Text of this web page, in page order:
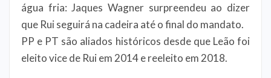
água fria: Jaques Wagner surpreendeu ao dizer
que Rui seguirá na cadeira até o final do mandato.
PP e PT são aliados históricos desde que Leão foi
eleito vice de Rui em 2014 e reeleito em 2018.